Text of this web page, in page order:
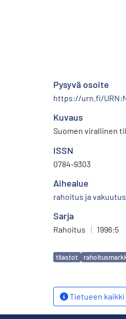
Pysyvä osoite
https://urn.fi/
Kuvaus
Suomen virallinen
ISSN
0784-9303
Aihealue
rahoitus ja vakuutus
Sarja
Rahoitus | 1996:5
Avainsanat
tilastot
Tietueen